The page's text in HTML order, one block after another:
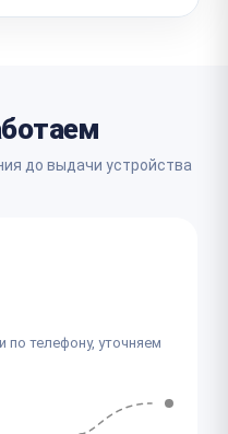
до выдачи устройства
по телефону, уточняем